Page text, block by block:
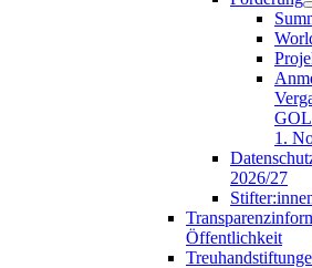
1.
2026/27
Öffentlichkeit